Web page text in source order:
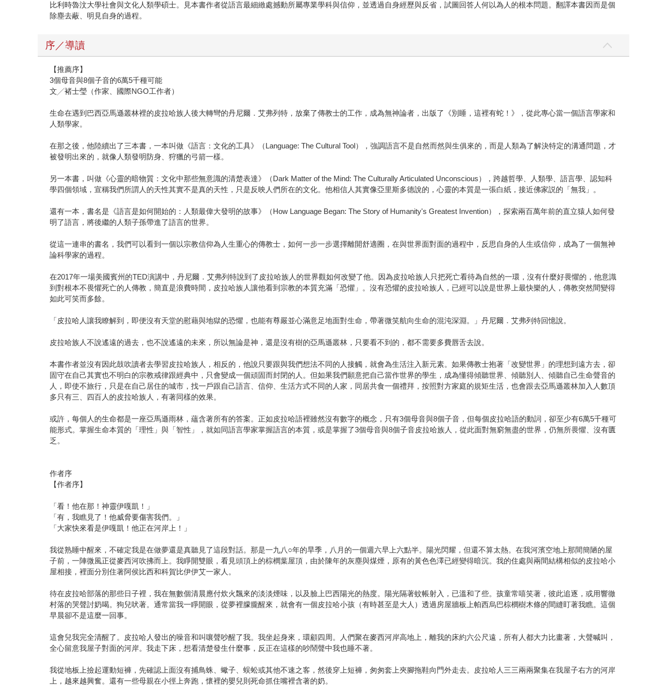
比利時魯汶大學社會與文化人類學碩士。見本書作者從語言最細緻處撼動所屬專業學科與信仰，並透過自身經歷與反省，試圖回答人何以為人的根本問題。翻譯本書因而是個
除塵去蔽、明見自身的過程。
序／導讀
【推薦序】
3個母音與8個子音的6萬5千種可能
文╱褚士瑩（作家、國際NGO工作者）
生命在遇到巴西亞馬遜叢林裡的皮拉哈族人後大轉彎的丹尼爾．艾弗列特，放棄了傳教士的工作，成為無神論者，出版了《別睡，這裡有蛇！》，從此專心當一個語言學家和
人類學家。
在那之後，他陸續出了三本書，一本叫做《語言：文化的工具》（Language: The Cultural Tool），強調語言不是自然而然與生俱來的，而是人類為了解決特定的溝通問題，才
被發明出來的，就像人類發明防身、狩獵的弓箭一樣。
另一本書，叫做《心靈的暗物質：文化中那些無意識的清楚表達》（Dark Matter of the Mind: The Culturally Articulated Unconscious），跨越哲學、人類學、語言學、認知科
學四個領域，宣稱我們所謂人的天性其實不是真的天性，只是反映人們所在的文化。他相信人其實像亞里斯多德說的，心靈的本質是一張白紙，接近佛家説的「無我」。
還有一本，書名是《語言是如何開始的：人類最偉大發明的故事》（How Language Began: The Story of Humanity's Greatest Invention），探索兩百萬年前的直立猿人如何發
明了語言，將後繼的人類子孫帶進了語言的世界。
從這一連串的書名，我們可以看到一個以宗教信仰為人生重心的傳教士，如何一步一步選擇離開舒適圈，在與世界面對面的過程中，反思自身的人生或信仰，成為了一個無神
論科學家的過程。
在2017年一場美國賓州的TED演講中，丹尼爾．艾弗列特說到了皮拉哈族人的世界觀如何改變了他。因為皮拉哈族人只把死亡看待為自然的一環，沒有什麼好畏懼的，他意識
到對根本不畏懼死亡的人傳教，簡直是浪費時間，皮拉哈族人讓他看到宗教的本質充滿「恐懼」。沒有恐懼的皮拉哈族人，已經可以說是世界上最快樂的人，傳教突然間變得
如此可笑而多餘。
「皮拉哈人讓我瞭解到，即便沒有天堂的慰藉與地獄的恐懼，也能有尊嚴並心滿意足地面對生命，帶著微笑航向生命的混沌深淵。」丹尼爾．艾弗列特回憶說。
皮拉哈族人不說遙遠的過去，也不說遙遠的未來，所以無論是神，還是沒有樹的亞馬遜叢林，只要看不到的，都不需要多費唇舌去說。
本書作者並沒有因此鼓吹讀者去學習皮拉哈族人，相反的，他說只要跟與我們想法不同的人接觸，就會為生活注入新元素。如果傳教士抱著「改變世界」的理想到遠方去，卻
固守在自己其實也不明白的宗教戒律跟經典中，只會變成一個頑固而封閉的人。但如果我們願意把自己當作世界的學生，成為懂得傾聽世界、傾聽別人、傾聽自己生命聲音的
人，即使不旅行，只是在自己居住的城市，找一戶跟自己語言、信仰、生活方式不同的人家，同居共食一個禮拜，按照對方家庭的規矩生活，也會跟去亞馬遜叢林加入人數頂
多只有三、四百人的皮拉哈族人，有著同樣的效果。
或許，每個人的生命都是一座亞馬遜雨林，蘊含著所有的答案。正如皮拉哈語裡雖然沒有數字的概念，只有3個母音與8個子音，但每個皮拉哈語的動詞，卻至少有6萬5千種可
能形式。掌握生命本質的「理性」與「智性」，就如同語言學家掌握語言的本質，或是掌握了3個母音與8個子音皮拉哈族人，從此面對無窮無盡的世界，仍無所畏懼、沒有匱
乏。
作者序
【作者序】
「看！他在那！神靈伊嘎凱！」
「有，我瞧見了！他威脅要傷害我們。」
「大家快來看是伊嘎凱！他正在河岸上！」
我從熟睡中醒來，不確定我是在做夢還是真聽見了這段對話。那是一九八○年的旱季，八月的一個週六早上六點半。陽光閃耀，但還不算太熱。在我河濱空地上那間簡陋的屋
子前，一陣微風正從麥西河吹拂而上。我睜開雙眼，看見頭頂上的棕櫚葉屋頂，由於陳年的灰塵與煤煙，原有的黃色色澤已經變得暗沉。我的住處與兩間結構相似的皮拉哈小
屋相接，裡面分別住著阿侯比西和科賀比伊伊艾一家人。
待在皮拉哈部落的那些日子裡，我在無數個清晨應付炊火飄來的淡淡煙味，以及臉上巴西陽光的熱度。陽光隔著蚊帳射入，已溫和了些。孩童常嘻笑著，彼此追逐，或用響徹
村落的哭聲討奶喝。狗兒吠著。通常當我一睜開眼，從夢裡朦朧醒來，就會有一個皮拉哈小孩（有時甚至是大人）透過房屋牆板上帕西烏巴棕櫚樹木條的間縫盯著我瞧。這個
早晨卻不是這麼一回事。
這會兒我完全清醒了。皮拉哈人發出的噪音和叫嚷聲吵醒了我。我坐起身來，環顧四周。人們聚在麥西河岸高地上，離我的床約六公尺遠，所有人都大力比畫著，大聲喊叫，
全心留意我屋子對面的河岸。我走下床，想看清楚發生什麼事，反正在這樣的吵鬧聲中我也睡不著。
我從地板上撿起運動短褲，先確認上面沒有捕鳥蛛、蠍子、蜈蚣或其他不速之客，然後穿上短褲，匆匆套上夾腳拖鞋向門外走去。皮拉哈人三三兩兩聚集在我屋子右方的河岸
上，越來越興奮。還有一些母親在小徑上奔跑，懷裡的嬰兒則死命抓住嘴裡含著的奶。